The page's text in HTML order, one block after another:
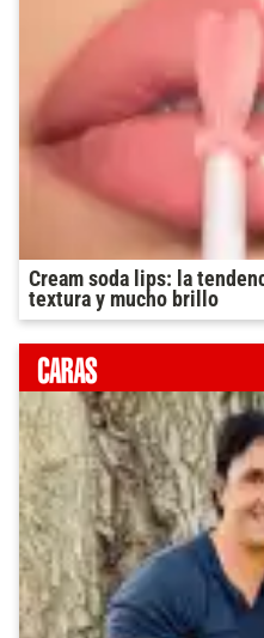
Cream soda lips: la
textura y mucho brillo